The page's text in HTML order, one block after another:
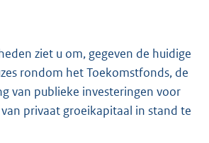
ziet u om, gegeven de huidige
rondom het Toekomstfonds, de
van publieke investeringen voor
privaat groeikapitaal in stand te